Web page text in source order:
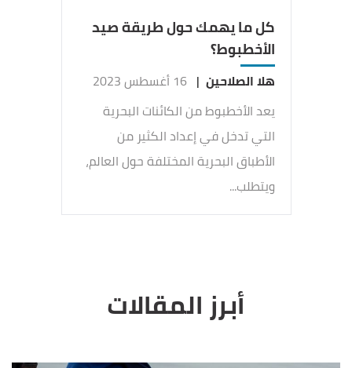
كل ما يهمك حول طريقة صيد
الأخطبوط؟
هلا الصلاحين | 16 أغسطس 2023
يعد الأخطبوط من الكائنات البحرية
التي تدخل في إعداد الكثير من
الأطباق البحرية المختلفة حول العالم،
ويتطلب...
أبرز المقالات